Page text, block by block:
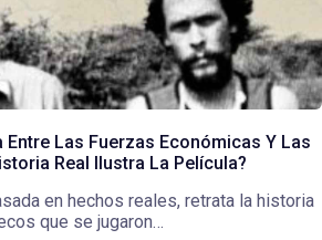
Entre Las Fuerzas Económicas Y Las
Real Ilustra La Película?
en hechos reales, retrata la historia
que se jugaron…